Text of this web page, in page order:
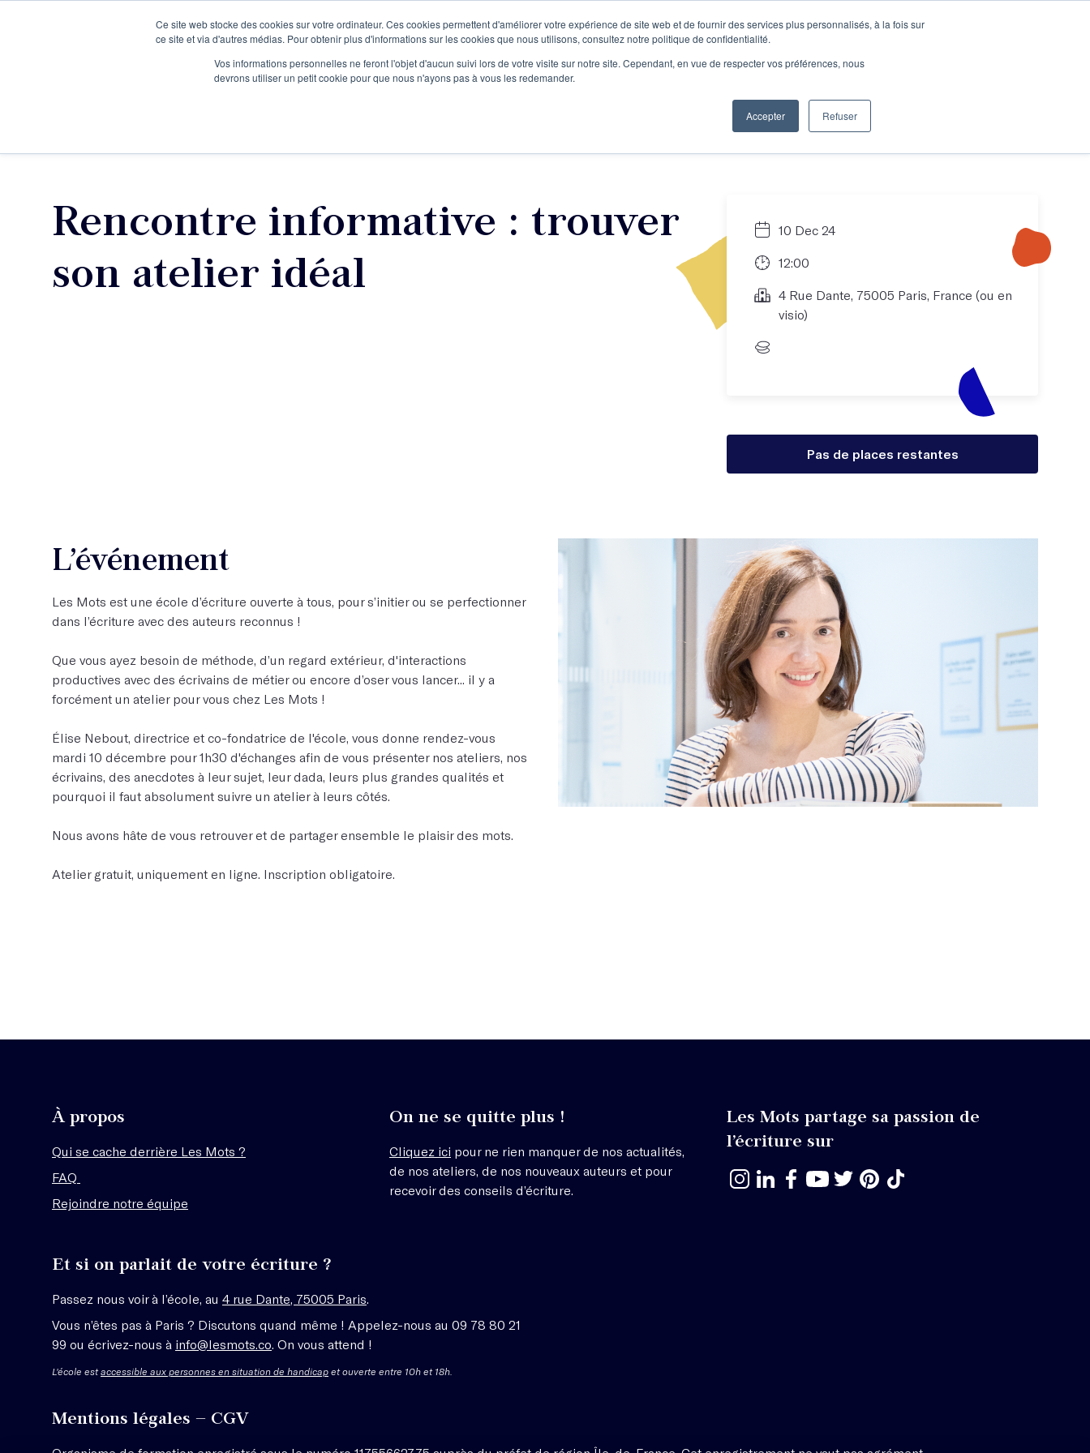
Ce site web stocke des cookies sur votre ordinateur. Ces cookies permettent d'améliorer votre expérience de site web et de fournir des services plus personnalisés, à la fois sur
ce site et via d'autres médias. Pour obtenir plus d'informations sur les cookies que nous utilisons, consultez notre politique de confidentialité.
Vos informations personnelles ne feront l'objet d'aucun suivi lors de votre visite sur notre site. Cependant, en vue de respecter vos préférences, nous
devrons utiliser un petit cookie pour que nous n'ayons pas à vous les redemander.
Accepter Refuser
Je participe à une session d’information Le podcast L'infolettre Se connecter Je découvre les ateliers
Entreprises
10 Dec 24
12:00
4 Rue Dante, 75005 Paris, France (ou en
visio)
Pas de places restantes
Rencontre informative : trouver
son atelier idéal
L’événement
Les Mots est une école d’écriture ouverte à tous, pour s’initier ou se perfectionner
dans l’écriture avec des auteurs reconnus !
Que vous ayez besoin de méthode, d’un regard extérieur, d'interactions
productives avec des écrivains de métier ou encore d’oser vous lancer... il y a
forcément un atelier pour vous chez Les Mots !
Élise Nebout, directrice et co-fondatrice de l'école, vous donne rendez-vous
mardi 10 décembre pour 1h30 d'échanges afin de vous présenter nos ateliers, nos
écrivains, des anecdotes à leur sujet, leur dada, leurs plus grandes qualités et
pourquoi il faut absolument suivre un atelier à leurs côtés.
Nous avons hâte de vous retrouver et de partager ensemble le plaisir des mots.
Atelier gratuit, uniquement en ligne. Inscription obligatoire.
À propos
Qui se cache derrière Les Mots ?
FAQ
Rejoindre notre équipe
On ne se quitte plus !
Cliquez ici pour ne rien manquer de nos actualités,
de nos ateliers, de nos nouveaux auteurs et pour
recevoir des conseils d’écriture.
Les Mots partage sa passion de
l’écriture sur
Et si on parlait de votre écriture ?
Passez nous voir à l’école, au 4 rue Dante, 75005 Paris.
Vous n’êtes pas à Paris ? Discutons quand même ! Appelez-nous au 09 78 80 21
99 ou écrivez-nous à info@lesmots.co. On vous attend !
L'école estaccessible aux personnes en situation de handicap et ouverte entre 10h et 18h.
Mentions légales – CGV